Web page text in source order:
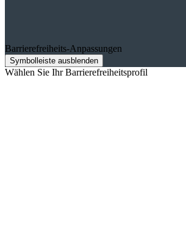
Barrierefreiheits-Anpassungen
Symbolleiste ausblenden
Wählen Sie Ihr Barrierefreiheitsprofil